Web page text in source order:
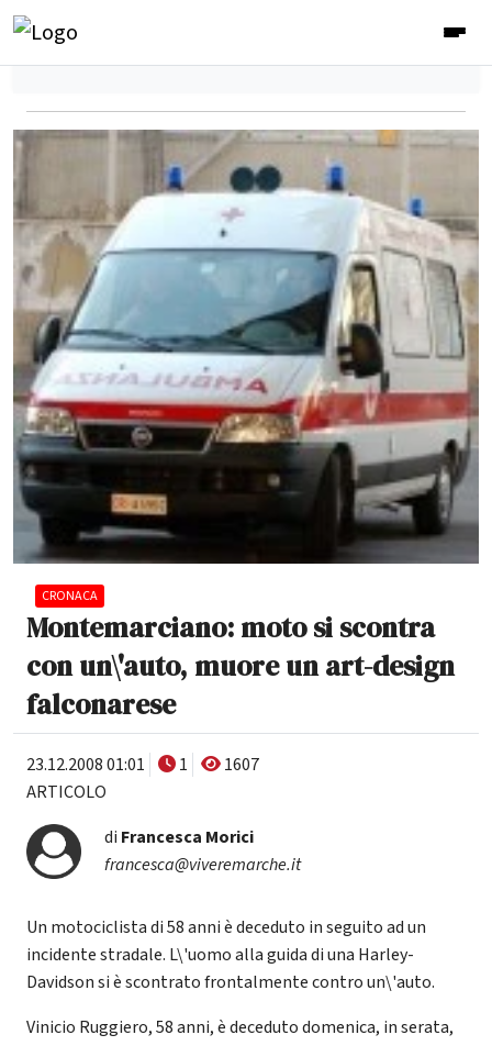
CRONACA
Montemarciano: moto si scontra
con un\'auto, muore un art-design
falconarese
23.12.2008 01:01 1
1607
ARTICOLO
di Francesca Morici
francesca@viveremarche.it
Un motociclista di 58 anni è deceduto in seguito ad un
incidente stradale. L\'uomo alla guida di una Harley-
Davidson si è scontrato frontalmente contro un\'auto.
Vinicio Ruggiero, 58 anni, è deceduto domenica, in serata,